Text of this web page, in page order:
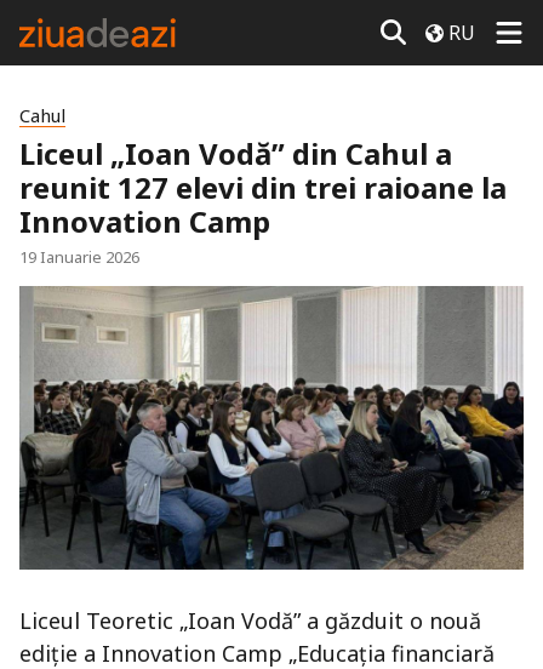
RU
Cahul
Liceul „Ioan Vodă” din Cahul a
reunit 127 elevi din trei raioane la
Innovation Camp
19 Ianuarie 2026
Liceul Teoretic „Ioan Vodă” a găzduit o nouă
ediție a Innovation Camp „Educația financiară